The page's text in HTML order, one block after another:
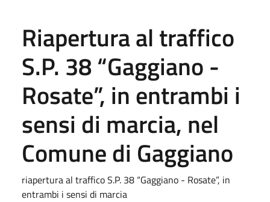
Riapertura al traffico
S.P. 38 “Gaggiano -
Rosate”, in entrambi i
sensi di marcia, nel
Comune di Gaggiano
riapertura al traffico S.P. 38 “Gaggiano - Rosate”, in
entrambi i sensi di marcia